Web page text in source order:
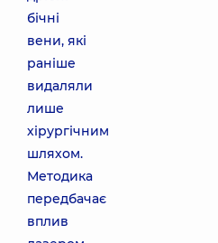
бічні
вени, які
раніше
видаляли
лише
хірургічним
шляхом.
Методика
передбачає
вплив